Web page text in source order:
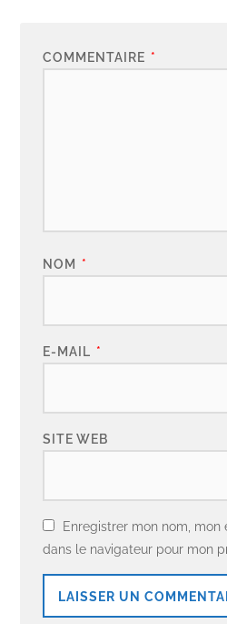
COMMENTAIRE *
NOM *
E-MAIL *
SITE WEB
Enregistrer mon nom,
dans le navigateur pour mon